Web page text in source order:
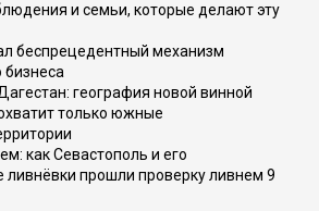
и семьи, которые делают эту
беспрецедентный механизм
бизнеса
география новой винной
только южные
как Севастополь и его
ливнёвки прошли проверку ливнем 9